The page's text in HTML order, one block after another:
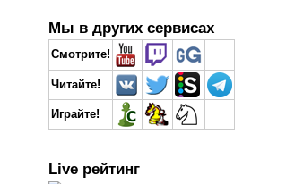
Мы в других сервисах
Смотрите!
Читайте!
Играйте!
Live рейтинг